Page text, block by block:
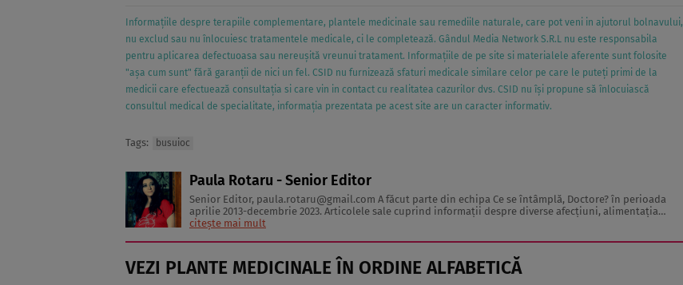
Informațiile despre terapiile complementare, plantele medicinale sau remediile naturale, care pot veni in ajutorul bolnavului,
nu exclud sau nu înlocuiesc tratamentele medicale, ci le completează. Gândul Media Network S.R.L nu este responsabila
pentru aplicarea defectuoasa sau nereușită vreunui tratament. Informațiile de pe site si materialele aferente sunt folosite
"așa cum sunt" fără garanții de nici un fel. CSID nu furnizează sfaturi medicale similare celor pe care le puteți primi de la
medicii care efectuează consultația si care vin in contact cu realitatea cazurilor dvs. CSID nu își propune să înlocuiască
consultul medical de specialitate, informația prezentata pe acest site are un caracter informativ.
Tags: busuioc
Paula Rotaru - Senior Editor
Senior Editor, paula.rotaru@gmail.com
aprilie 2013-decembrie 2023. Articolele sale cuprind informații despre diverse afecțiuni, alimentația
citește mai mult
VEZI PLANTE MEDICINALE ÎN ORDINE ALFABETICĂ